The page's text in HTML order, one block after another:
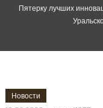
Пятерку лучших
Новости